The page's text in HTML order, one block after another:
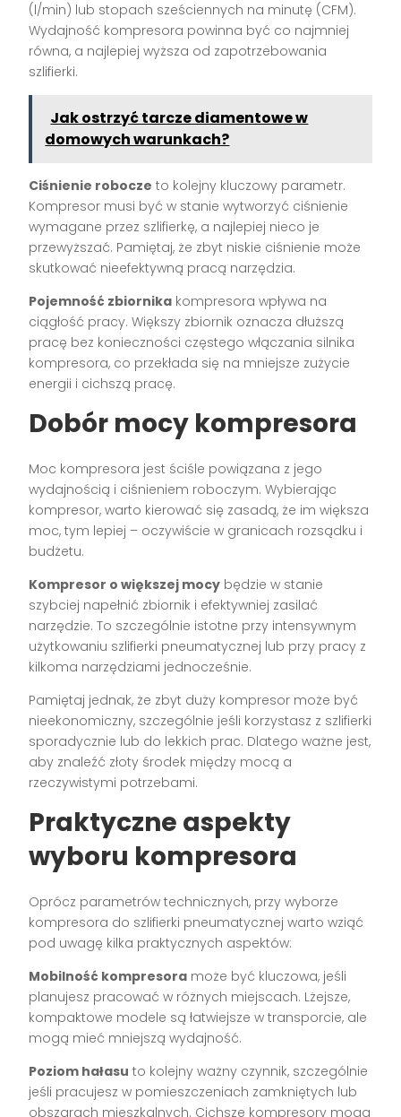
(l/min) lub stopach sześciennych na minutę (CFM).
Wydajność kompresora powinna być co najmniej
równa, a najlepiej wyższa od zapotrzebowania
szlifierki.
Jak ostrzyć tarcze diamentowe w
domowych warunkach?
Ciśnienie robocze to kolejny kluczowy parametr.
Kompresor musi być w stanie wytworzyć ciśnienie
wymagane przez szlifierkę, a najlepiej nieco je
przewyższać. Pamiętaj, że zbyt niskie ciśnienie może
skutkować nieefektywną pracą narzędzia.
Pojemność zbiornika kompresora wpływa na
ciągłość pracy. Większy zbiornik oznacza dłuższą
pracę bez konieczności częstego włączania silnika
kompresora, co przekłada się na mniejsze zużycie
energii i cichszą pracę.
Dobór mocy kompresora
Moc kompresora jest ściśle powiązana z jego
wydajnością i ciśnieniem roboczym. Wybierając
kompresor, warto kierować się zasadą, że im większa
moc, tym lepiej – oczywiście w granicach rozsądku i
budżetu.
Kompresor o większej mocy będzie w stanie
szybciej napełnić zbiornik i efektywniej zasilać
narzędzie. To szczególnie istotne przy intensywnym
użytkowaniu szlifierki pneumatycznej lub przy pracy z
kilkoma narzędziami jednocześnie.
Pamiętaj jednak, że zbyt duży kompresor może być
nieekonomiczny, szczególnie jeśli korzystasz z szlifierki
sporadycznie lub do lekkich prac. Dlatego ważne jest,
aby znaleźć złoty środek między mocą a
rzeczywistymi potrzebami.
Praktyczne aspekty
wyboru kompresora
Oprócz parametrów technicznych, przy wyborze
kompresora do szlifierki pneumatycznej warto wziąć
pod uwagę kilka praktycznych aspektów:
Mobilność kompresora może być kluczowa, jeśli
planujesz pracować w różnych miejscach. Lżejsze,
kompaktowe modele są łatwiejsze w transporcie, ale
mogą mieć mniejszą wydajność.
Poziom hałasu to kolejny ważny czynnik, szczególnie
jeśli pracujesz w pomieszczeniach zamkniętych lub
obszarach mieszkalnych. Cichsze kompresory mogą